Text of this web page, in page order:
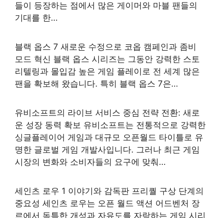
들이 등장하는 점에서 많은 게이머와 마블 팬들의
기대를 한…
블랙 옵스 7 새로운 수정으로 코옵 캠페인과 좀비
모드 혁신 블랙 옵스 시리즈는 그동안 강력한 스토
리텔링과 몰입감 높은 게임 플레이로 전 세계 많은
팬을 확보해 왔습니다. 특히 블랙 옵스 7은…
유비소프트의 라이브 서비스 중심 전략 전환: 새로
운 성장 동력 확보 유비소프트는 전통적으로 강력한
싱글플레이어 게임과 대규모 오픈월드 타이틀로 유
명한 글로벌 게임 개발사입니다. 그러나 최근 게임
시장의 변화와 소비자들의 요구에 맞춰…
세인츠 로우 1 이야기와 감독판 프리퀄 구상 단계의
중요성 세인츠 로우는 오픈 월드 액션 어드벤처 장
르에서 독특한 개성과 자유도를 자랑하는 게임 시리